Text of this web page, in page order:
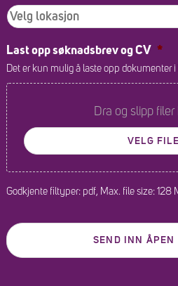
Last opp søknadsbrev og CV *
Det er kun mulig å laste opp dokumenter
Dra og slipp filer
VELG
Godkjente filtyper: pdf, Max. file size: 128